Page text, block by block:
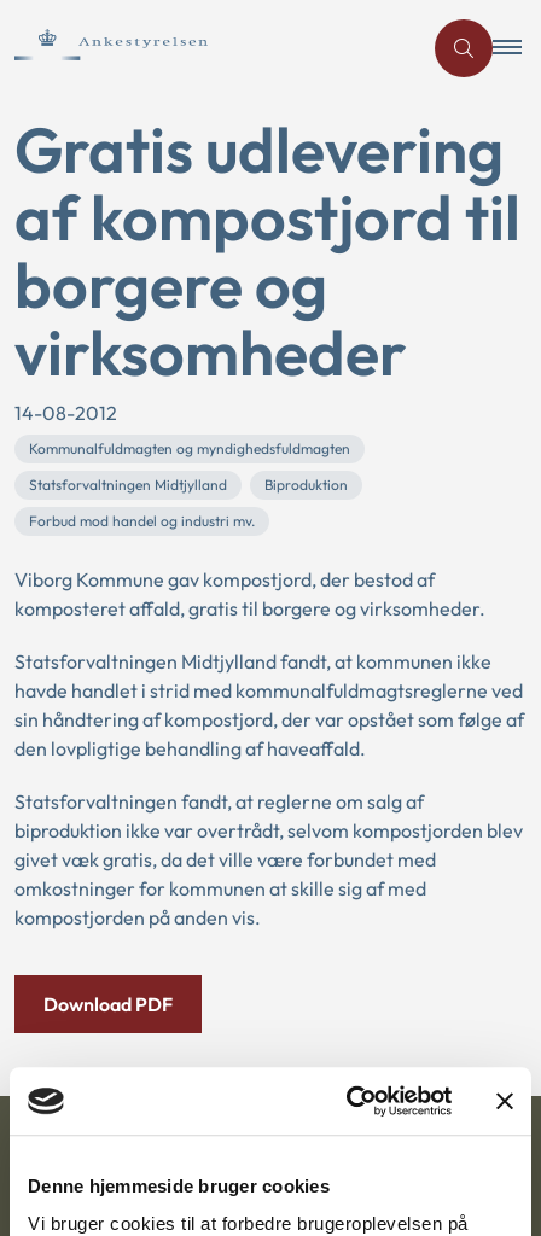
Denne hjemmeside bruger cookies
Vi bruger cookies til at forbedre brugeroplevelsen på
Gratis udlevering
af kompostjord til
borgere og
virksomheder
14-08-2012
Kommunalfuldmagten og myndighedsfuldmagten
Statsforvaltningen Midtjylland
Biproduktion
Forbud mod handel og industri mv.
Viborg Kommune gav kompostjord, der bestod af
komposteret affald, gratis til borgere og virksomheder.
Statsforvaltningen Midtjylland fandt, at kommunen ikke
havde handlet i strid med kommunalfuldmagtsreglerne ved
sin håndtering af kompostjord, der var opstået som følge af
den lovpligtige behandling af haveaffald.
Statsforvaltningen fandt, at reglerne om salg af
biproduktion ikke var overtrådt, selvom kompostjorden blev
givet væk gratis, da det ville være forbundet med
omkostninger for kommunen at skille sig af med
kompostjorden på anden vis.
Download PDF
Postadresse: